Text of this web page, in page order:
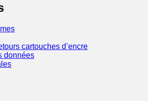
cartouches d’encre
données